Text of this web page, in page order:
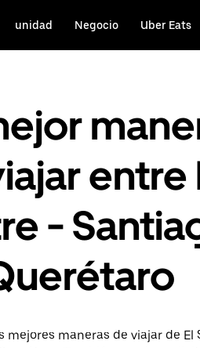
unidad Negocio Uber Eats
entre
-
mejores maneras de viajar de El